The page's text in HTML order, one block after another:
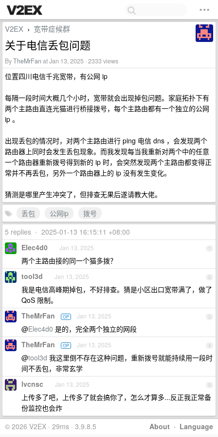
V2EX › 宽带症候群
关于电信丢包问题
ByTheMrFan at Jan 13, 2025 · 2333 views
位置四川电信千兆宽带，有公网 ip
每隔一段时间大概几个小时，宽带就会出现掉包问题。家庭拓扑下有
两个主路由直连光猫进行桥接拨号，每个主路由都有一个独立的公网
ip 。
出现丢包的情况时，对两个主路由进行 ping 电信 dns ，会发现两个
路由器上同时会发生丢包现象。而我发现每当我重新对两个中的任意
一个路由器重新拨号得到新的 ip 时，会突然发现两个主路由都变得正
常并不再丢包，另外一个路由器上的 ip 没有发生变化。
猜测是哪里产生冲突了，但排查无果后遂请教大佬。
丢包
公网ip
拨号
5 replies • 2025-01-13 16:15:11 +08:00
1
Elec4d0 Jan 13, 2025
两个主路由接的同一个猫多拨？
2
tool3d Jan 13, 2025
我是电信高峰期掉包，不好排查。猜是小区出口宽带满了，做了
QoS 限制。
3
TheMrFan OP Jan 13, 2025
@Elec4d0 是的，完全两个独立的网段
4
TheMrFan OP Jan 13, 2025
@tool3d 我这里倒不存在这种问题，重新拨号就能持续用一段时
间不丢包，非常玄学
5
lvcnsc Jan 13, 2025
上传多了吧，上传多了就会搞你了，怎么才算多...反正我正常备
份监控也会炸
About · Language
© 2026 V2EX · 29ms · 3.9.8.5